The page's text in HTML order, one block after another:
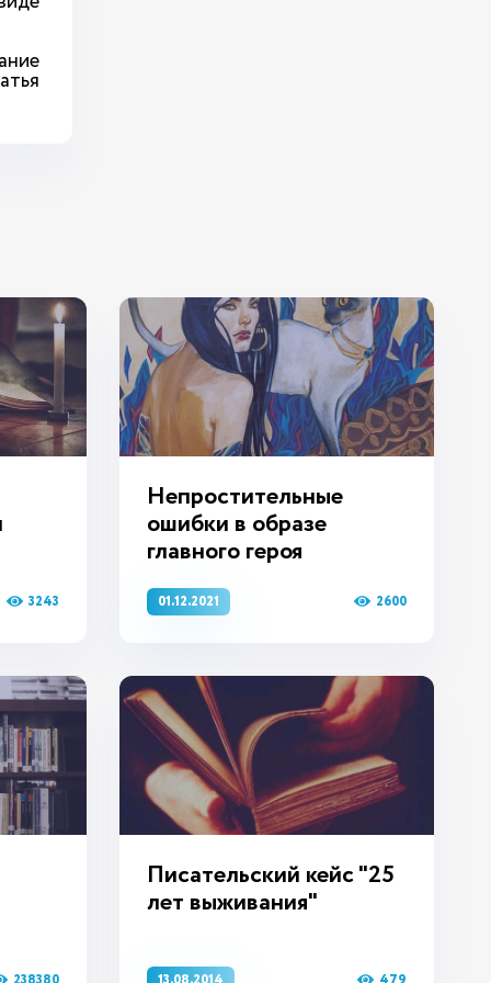
Писательский кейс "25
лет выживания"
3243
Непростительные
ошибки в образе
главного героя
01.12.2021 2600